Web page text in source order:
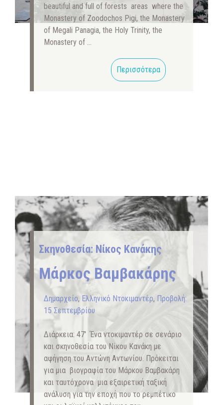
beautiful and full of forests areas where the
Monastery of Zoodochos Pigi, the Monastery
of Megali Panagia, the Holy Trinity, the
Monastery of …
Περισσότερα
Σκηνοθεσία: Νίκος Κανάκης
Μάρκος Βαμβακάρης
Δημαρχείο, Ελληνικό Ντοκιμαντέρ, Προβολή:
15 Σεπτεμβρίου
Διάρκεια: 47′ Ένα ντοκιμαντέρ σε σενάριο
και σκηνοθεσία του Νίκου Κανάκη με
αφήγηση του Αντώνη Αντωνίου. Πρόκειται
για μια βιογραφία του Μάρκου Βαμβακάρη
και ταυτόχρονα μια εξαιρετική ταξική
ανάλυση για την εποχή που το ρεμπέτικο